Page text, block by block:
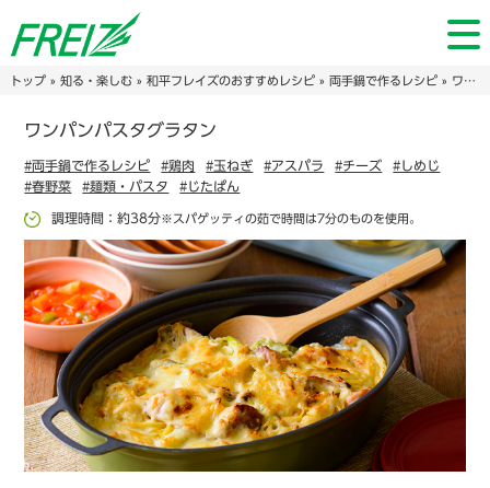
トップ» 知る・楽しむ» 和平フレイズのおすすめレシピ» 両手鍋で作るレシピ» ワンパンパスタグラタン
ワンパンパスタグラタン
#両手鍋で作るレシピ #鶏肉 #玉ねぎ #アスパラ #チーズ
#しめじ
#春野菜
#麺類・パスタ #じたぱん
調理時間：約38分※スパゲッティの茹で時間は7分のものを使用。